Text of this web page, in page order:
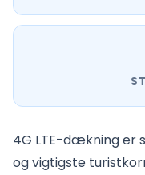
4G LTE-dækning
og vigtigste